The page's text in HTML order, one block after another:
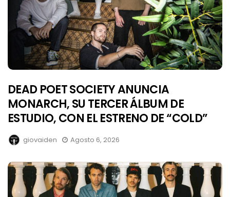
DEAD POET SOCIETY ANUNCIA
MONARCH, SU TERCER ÁLBUM DE
ESTUDIO, CON EL ESTRENO DE “COLD”
giovaiden Agosto 6, 2026